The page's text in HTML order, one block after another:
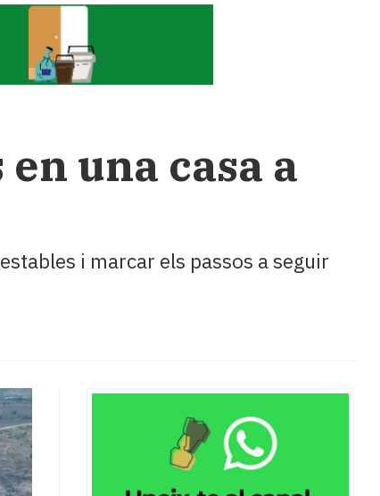
una casa a
i marcar els passos a seguir